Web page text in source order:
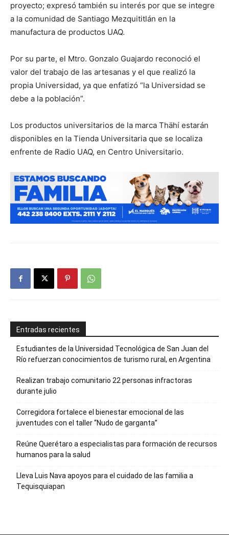
proyecto; expresó también su interés por que se integre
a la comunidad de Santiago Mezquititlán en la
manufactura de productos UAQ.
Por su parte, el Mtro. Gonzalo Guajardo reconoció el
valor del trabajo de las artesanas y el que realizó la
propia Universidad, ya que enfatizó “la Universidad se
debe a la población”.
Los productos universitarios de la marca Thähí estarán
disponibles en la Tienda Universitaria que se localiza
enfrente de Radio UAQ, en Centro Universitario.
Entradas recientes
Estudiantes de la Universidad Tecnológica de San Juan del
Río refuerzan conocimientos de turismo rural, en Argentina
Realizan trabajo comunitario 22 personas infractoras
durante julio
Corregidora fortalece el bienestar emocional de las
juventudes con el taller ‘‘Nudo de garganta’’
Reúne Querétaro a especialistas para formación de recursos
humanos para la salud
Lleva Luis Nava apoyos para el cuidado de las familia a
Tequisquiapan